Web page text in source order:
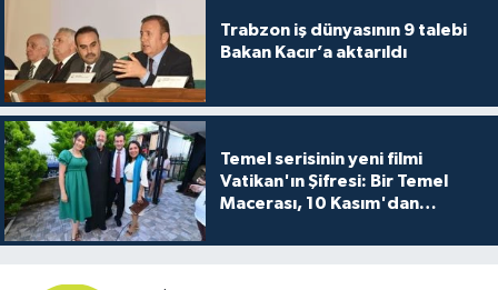
Trabzon iş dünyasının 9 talebi
Bakan Kacır’a aktarıldı
Temel serisinin yeni filmi
Vatikan'ın Şifresi: Bir Temel
Macerası, 10 Kasım'dan
buluşuyo